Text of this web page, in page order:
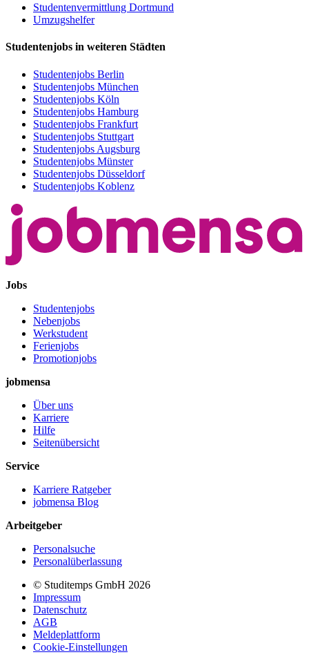
Studentenvermittlung Dortmund
Umzugshelfer
Studentenjobs in weiteren Städten
Studentenjobs Berlin
Studentenjobs München
Studentenjobs Köln
Studentenjobs Hamburg
Studentenjobs Frankfurt
Studentenjobs Stuttgart
Studentenjobs Augsburg
Studentenjobs Münster
Studentenjobs Düsseldorf
Studentenjobs Koblenz
Jobs
Studentenjobs
Nebenjobs
Werkstudent
Ferienjobs
Promotionjobs
jobmensa
Über uns
Karriere
Hilfe
Seitenübersicht
Service
Karriere Ratgeber
jobmensa Blog
Arbeitgeber
Personalsuche
Personalüberlassung
© Studitemps GmbH 2026
Impressum
Datenschutz
AGB
Meldeplattform
Cookie-Einstellungen